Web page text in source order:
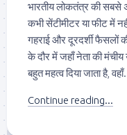
भारतीय लोकतंत्र की सबसे
कभी सेंटीमीटर या फीट में
गहराई और दूरदर्शी फैसलों
के दौर में जहाँ नेता की मंचीय
बहुत महत्व दिया जाता है,
Continue reading...